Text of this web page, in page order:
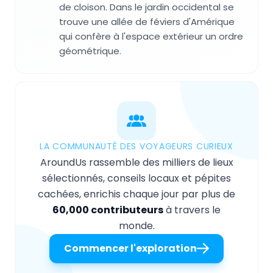
de cloison. Dans le jardin occidental se
trouve une allée de féviers d'Amérique
qui confère à l'espace extérieur un ordre
géométrique.
LA COMMUNAUTÉ DES VOYAGEURS CURIEUX
AroundUs rassemble des milliers de lieux
sélectionnés, conseils locaux et pépites
cachées, enrichis chaque jour par plus de
60,000 contributeursà travers le
monde.
Commencer l'exploration